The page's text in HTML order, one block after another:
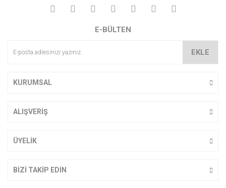
Ürün açıklamasında eksik bilgiler bulunuyor.
E-BÜLTEN
EKLE
KURUMSAL
ALIŞVERİŞ
ÜYELİK
BİZİ TAKİP EDİN